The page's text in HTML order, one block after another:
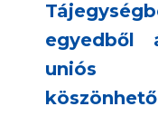
egyedből
uniós